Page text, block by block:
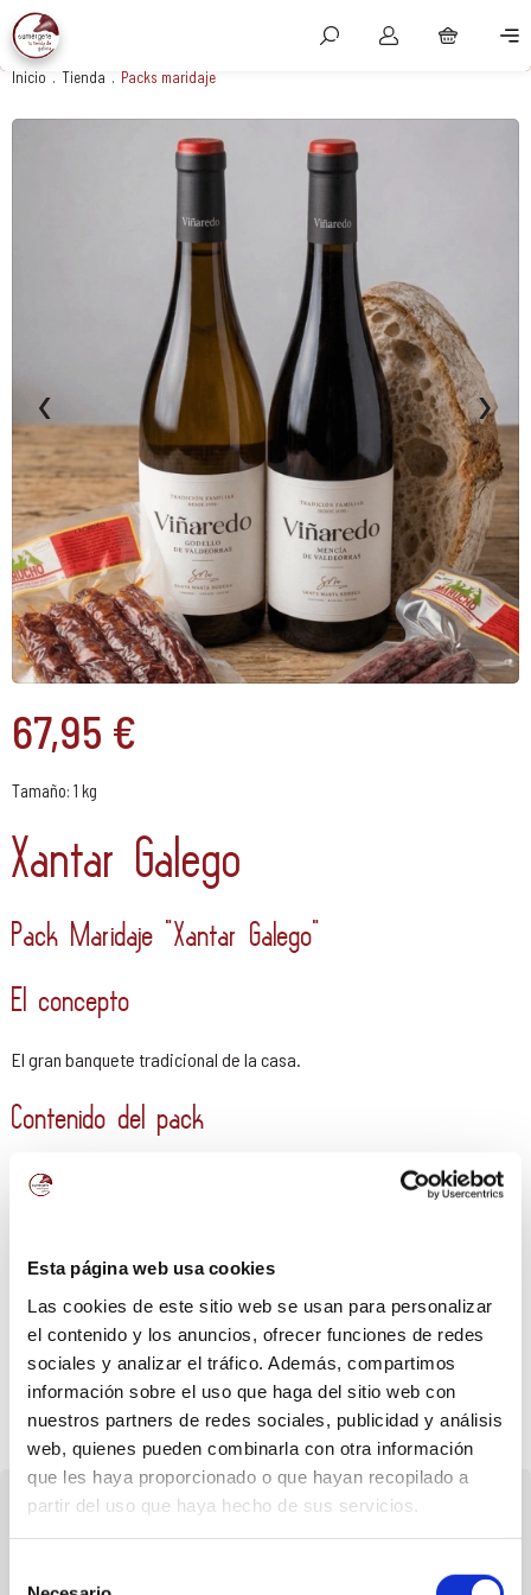
Esta página web usa cookies
Las cookies de este sitio web se usan para personalizar
el contenido y los anuncios, ofrecer funciones de redes
sociales y analizar el tráfico. Además, compartimos
información sobre el uso que haga del sitio web con
nuestros partners de redes sociales, publicidad y análisis
web, quienes pueden combinarla con otra información
que les haya proporcionado o que hayan recopilado a
partir del uso que haya hecho de sus servicios.
Inicio . Tienda . Packs maridaje
‹ ›
Xantar Galego
Pack Maridaje "Xantar Galego"
El concepto
El gran banquete tradicional de la casa.
Contenido del pack
Vinos:
Embutidos y acompañamiento:
1 kg de Chorizo Marucho
1 kg de Salchichón Marucho
Hogaza de Pan gallego de horno de leña
67,95 €
Tamaño: 1 kg
POLÍTICA DE PRIVACIDAD
CONDICIONES DE VENTA